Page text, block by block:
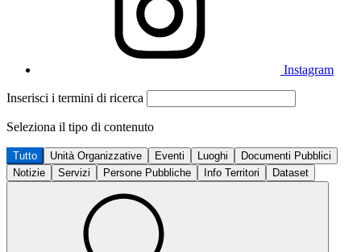
Instagram
Inserisci i termini di ricerca
Seleziona il tipo di contenuto
Tutto Unità Organizzative Eventi Luoghi
Documenti Pubblici
Notizie
Servizi Persone Pubbliche Info Territori Dataset